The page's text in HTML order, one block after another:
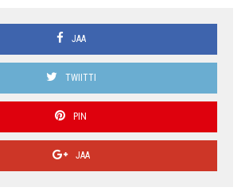
JAA
TWIITTI
PIN
JAA